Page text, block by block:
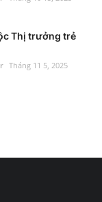
Thị trưởng trẻ
Tháng 11 5, 2025